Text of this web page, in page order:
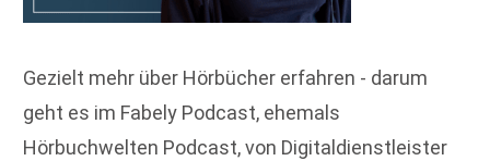
Gezielt mehr über Hörbücher erfahren - darum
geht es im Fabely Podcast, ehemals
Hörbuchwelten Podcast, von Digitaldienstleister